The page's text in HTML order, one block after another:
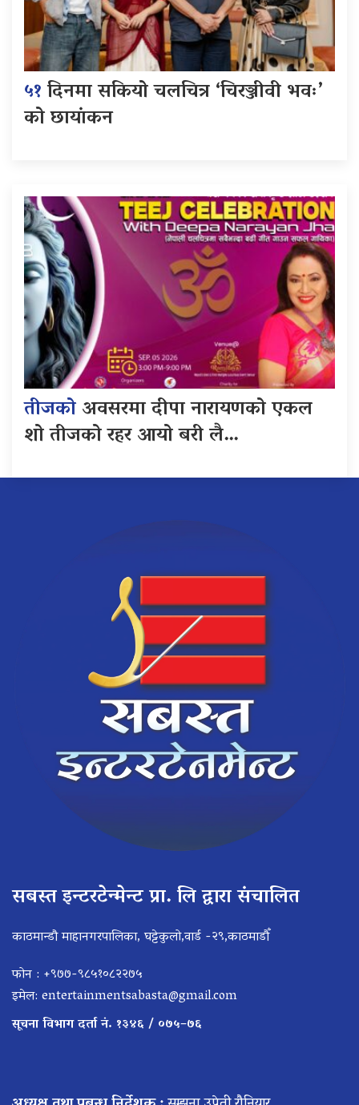
५१दिनमा सकियो चलचित्र ‘चिरञ्जीवी भवः’
को छायांकन
तीजकोअवसरमा दीपा नारायणको एकल
शो तीजको रहर आयो बरी लै…
सबस्त इन्टरटेन्मेन्ट प्रा. लि द्वारा संचालित
काठमान्डौ माहानगरपालिका, घट्टेकुलो,वार्ड -२९,काठमाडौँ
फोन : +९७७-९८५१०८२२७५
इमेल: entertainmentsabasta@gmail.com
सूचना विभाग दर्ता नं. १३४६ / ०७५–७६